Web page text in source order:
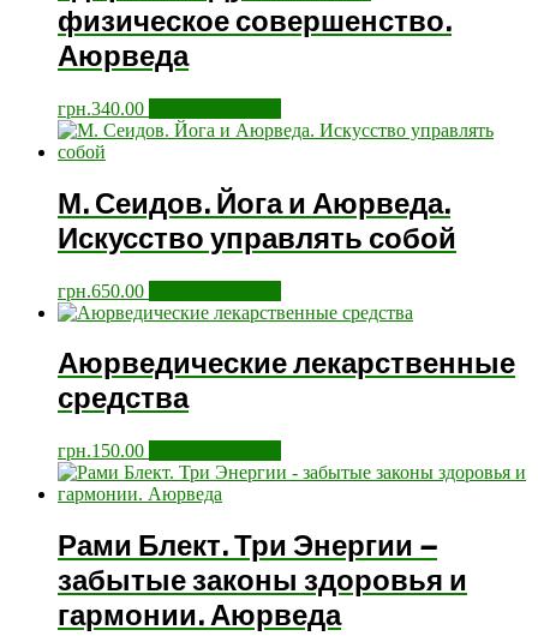
физическое совершенство.
Аюрведа
грн.340.00
М. Сеидов. Йога и Аюрведа.
Искусство управлять собой
грн.650.00
Аюрведические лекарственные
средства
грн.150.00
Рами Блект. Три Энергии –
забытые законы здоровья и
гармонии. Аюрведа